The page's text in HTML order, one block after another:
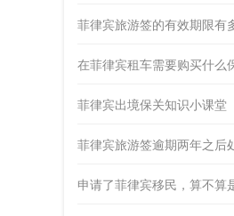
在菲律宾租车需要购买什么
菲律宾出境保关知识小课堂
申请了菲律宾移民，算不算